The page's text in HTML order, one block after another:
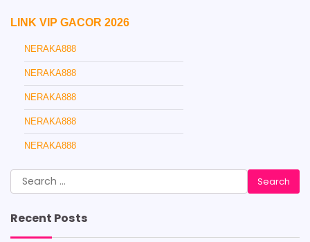
LINK VIP GACOR 2026
NERAKA888
NERAKA888
NERAKA888
NERAKA888
NERAKA888
Search
for:
Recent Posts